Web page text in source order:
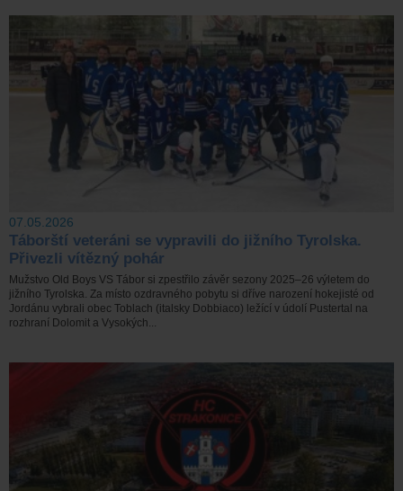
07.05.2026
Táborští veteráni se vypravili do jižního Tyrolska.
Přivezli vítězný pohár
Mužstvo Old Boys VS Tábor si zpestřilo závěr sezony 2025–26 výletem do
jižního Tyrolska. Za místo ozdravného pobytu si dříve narození hokejisté od
Jordánu vybrali obec Toblach (italsky Dobbiaco) ležící v údolí Pustertal na
rozhraní Dolomit a Vysokých...